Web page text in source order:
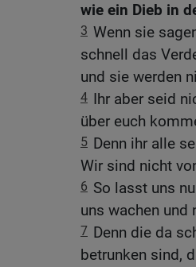
wie ein Dieb in
3 Wenn sie
schnell das
und sie werden
4 Ihr aber seid
über euch
5 Denn ihr alle
Wir sind nicht
6 So lasst uns
uns wachen und
7 Denn die da
betrunken sind,